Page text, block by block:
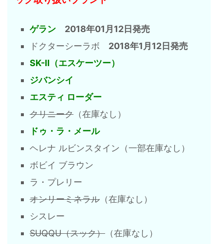
ゲラン
2018年01月12日発売
ドクターシーラボ 2018年1月12日発売
SK-Ⅱ（エスケーツー）
ジバンシイ
エスティ ローダー
クリニーク （在庫なし）
ドゥ・ラ・メール
ヘレナ ルビンスタイン（一部在庫なし）
ボビイ ブラウン
ラ・プレリー
オンリーミネラル （在庫なし）
シスレー
SUQQU（スック） （在庫なし）